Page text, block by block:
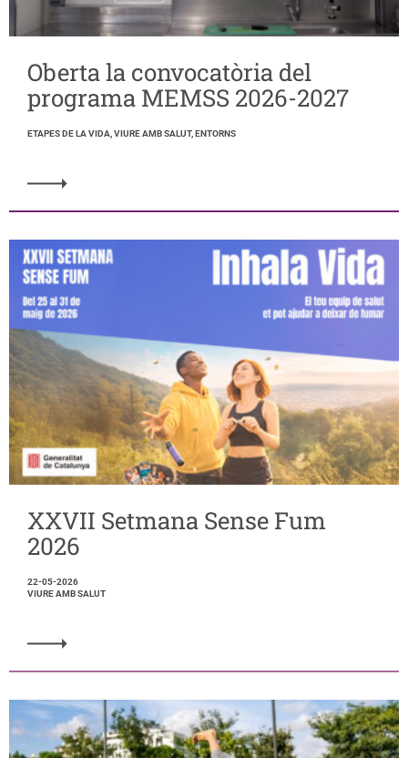
Oberta la convocatòria del
programa MEMSS 2026-2027
ETAPES DE LA VIDA, VIURE AMB SALUT, ENTORNS
XXVII Setmana Sense Fum
2026
22-05-2026
VIURE AMB SALUT